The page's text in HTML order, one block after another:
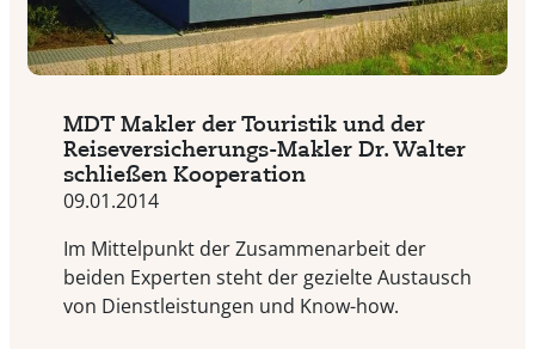
MDT Makler der Touristik und der
Reiseversicherungs-Makler Dr. Walter
schließen Kooperation
09.01.2014
Im Mittelpunkt der Zusammenarbeit der
beiden Experten steht der gezielte Austausch
von Dienstleistungen und Know-how.